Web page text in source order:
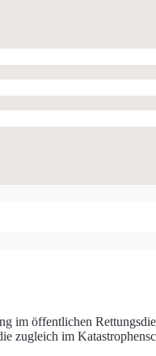
im öffentlichen
zugleich im